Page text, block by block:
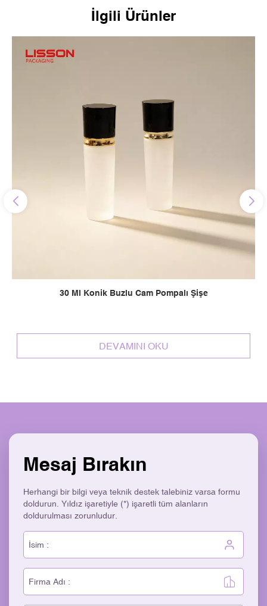
İlgili Ürünler
30 Ml Konik Buzlu Cam Pompalı Şişe
DEVAMINI OKU
Mesaj Bırakın
Herhangi bir bilgi veya teknik destek talebiniz varsa formu
doldurun. Yıldız işaretiyle (*) işaretli tüm alanların
doldurulması zorunludur.